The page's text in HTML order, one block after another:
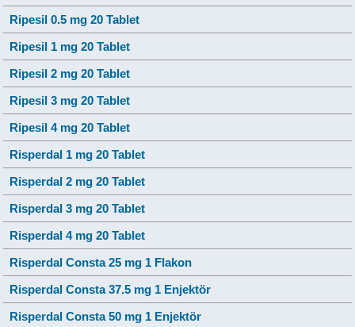
Ripesil 0.5 mg 20 Tablet
Ripesil 1 mg 20 Tablet
Ripesil 2 mg 20 Tablet
Ripesil 3 mg 20 Tablet
Ripesil 4 mg 20 Tablet
Risperdal 1 mg 20 Tablet
Risperdal 2 mg 20 Tablet
Risperdal 3 mg 20 Tablet
Risperdal 4 mg 20 Tablet
Risperdal Consta 25 mg 1 Flakon
Risperdal Consta 37.5 mg 1 Enjektör
Risperdal Consta 50 mg 1 Enjektör